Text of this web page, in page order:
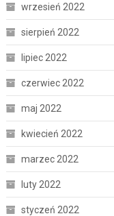
wrzesień 2022
sierpień 2022
lipiec 2022
czerwiec 2022
maj 2022
kwiecień 2022
marzec 2022
luty 2022
styczeń 2022